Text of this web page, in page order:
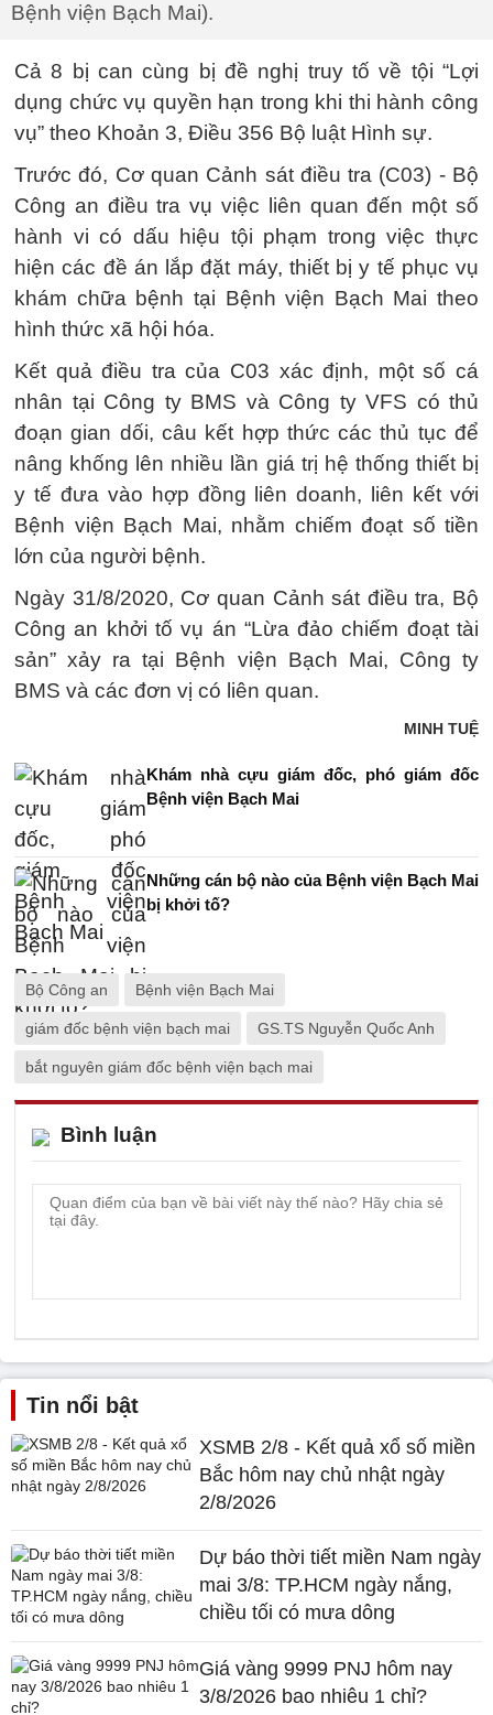
Bệnh viện Bạch Mai).
Cả 8 bị can cùng bị đề nghị truy tố về tội “Lợi
dụng chức vụ quyền hạn trong khi thi hành công
vụ” theo Khoản 3, Điều 356 Bộ luật Hình sự.
Trước đó, Cơ quan Cảnh sát điều tra (C03) - Bộ
Công an điều tra vụ việc liên quan đến một số
hành vi có dấu hiệu tội phạm trong việc thực
hiện các đề án lắp đặt máy, thiết bị y tế phục vụ
khám chữa bệnh tại Bệnh viện Bạch Mai theo
hình thức xã hội hóa.
Kết quả điều tra của C03 xác định, một số cá
nhân tại Công ty BMS và Công ty VFS có thủ
đoạn gian dối, câu kết hợp thức các thủ tục để
nâng khống lên nhiều lần giá trị hệ thống thiết bị
y tế đưa vào hợp đồng liên doanh, liên kết với
Bệnh viện Bạch Mai, nhằm chiếm đoạt số tiền
lớn của người bệnh.
Ngày 31/8/2020, Cơ quan Cảnh sát điều tra, Bộ
Công an khởi tố vụ án “Lừa đảo chiếm đoạt tài
sản” xảy ra tại Bệnh viện Bạch Mai, Công ty
BMS và các đơn vị có liên quan.
MINH TUỆ
Khám nhà cựu giám đốc, phó giám đốc
Bệnh viện Bạch Mai
Những cán bộ nào của Bệnh viện Bạch Mai
bị khởi tố?
Bộ Công an Bệnh viện Bạch Mai
giám đốc bệnh viện bạch mai GS.TS Nguyễn Quốc Anh
bắt nguyên giám đốc bệnh viện bạch mai
Bình luận
Tin nổi bật
XSMB 2/8 - Kết quả xổ số miền
Bắc hôm nay chủ nhật ngày
2/8/2026
Dự báo thời tiết miền Nam ngày
mai 3/8: TP.HCM ngày nắng,
chiều tối có mưa dông
Giá vàng 9999 PNJ hôm nay
3/8/2026 bao nhiêu 1 chỉ?